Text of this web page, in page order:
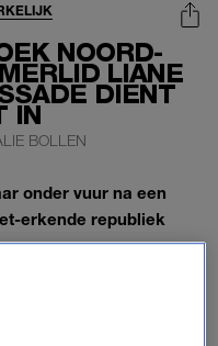
NOORD-
LIANE
DIENT
IN
BOLLEN
onder vuur na een
erkende republiek
de Republiek Cyprus in